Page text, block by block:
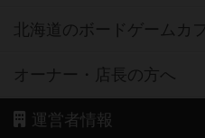
北海道のボードゲームカ
オーナー・店長の方へ
運営者情報